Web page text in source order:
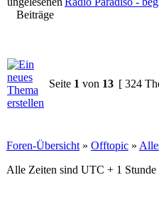
Seite 1 von 13 [ 324
Foren-Übersicht » Offtopic »
Alle Zeiten sind UTC + 1 Stunde